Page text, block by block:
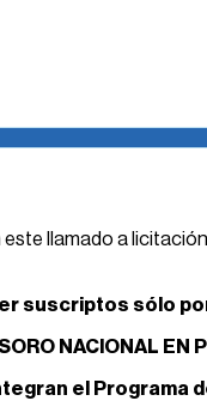
llamado a
suscriptos sólo
NACIONAL
el Programa